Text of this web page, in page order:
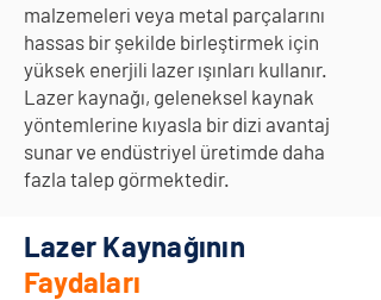
malzemeleri veya metal parçalarını
hassas bir şekilde birleştirmek için
yüksek enerjili lazer ışınları kullanır.
Lazer kaynağı, geleneksel kaynak
yöntemlerine kıyasla bir dizi avantaj
sunar ve endüstriyel üretimde daha
fazla talep görmektedir.
Lazer Kaynağının
Faydaları